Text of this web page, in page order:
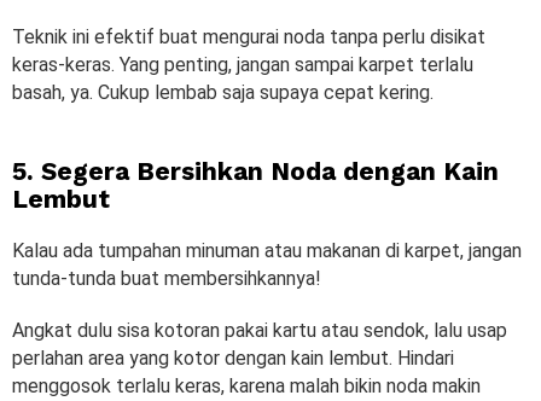
Teknik ini efektif buat mengurai noda tanpa perlu disikat
keras-keras. Yang penting, jangan sampai karpet terlalu
basah, ya. Cukup lembab saja supaya cepat kering.
5. Segera Bersihkan Noda dengan Kain
Lembut
Kalau ada tumpahan minuman atau makanan di karpet, jangan
tunda-tunda buat membersihkannya!
Angkat dulu sisa kotoran pakai kartu atau sendok, lalu usap
perlahan area yang kotor dengan kain lembut. Hindari
menggosok terlalu keras, karena malah bikin noda makin